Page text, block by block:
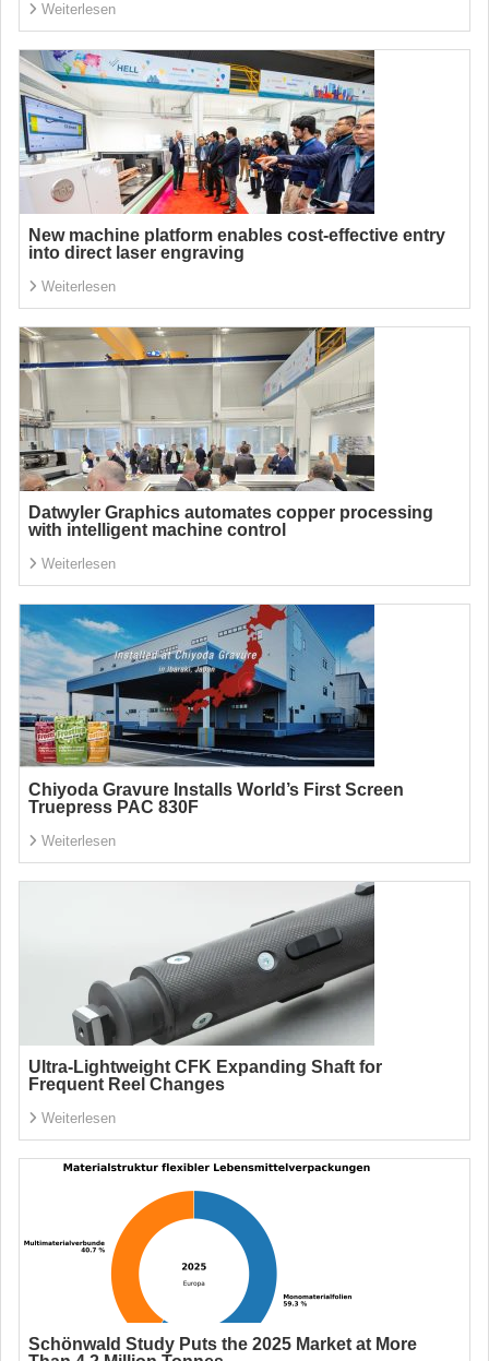
Weiterlesen
New machine platform enables cost-effective entry
into direct laser engraving
Weiterlesen
Datwyler Graphics automates copper processing
with intelligent machine control
Weiterlesen
Chiyoda Gravure Installs World’s First Screen
Truepress PAC 830F
Weiterlesen
Ultra-Lightweight CFK Expanding Shaft for
Frequent Reel Changes
Weiterlesen
Schönwald Study Puts the 2025 Market at More